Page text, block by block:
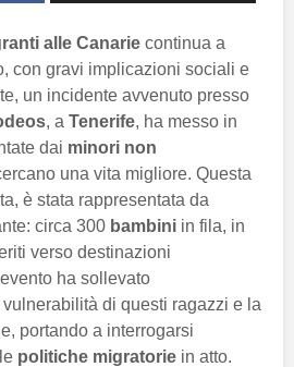
alle Canarie continua a
con gravi implicazioni sociali e
un incidente avvenuto presso
, a Tenerife, ha messo in
dai minori non
una vita migliore. Questa
è stata rappresentata da
circa 300 bambini in fila, in
verso destinazioni
ha sollevato
di questi ragazzi e la
portando a interrogarsi
politiche migratorie in atto.